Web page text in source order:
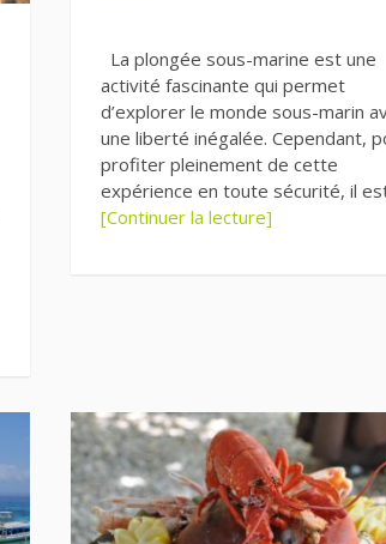
La plongée sous-marine est une
activité fascinante qui permet
d’explorer le monde sous-marin
une liberté inégalée. Cependant,
profiter pleinement de cette
expérience en toute sécurité, il
[Continuer la lecture]